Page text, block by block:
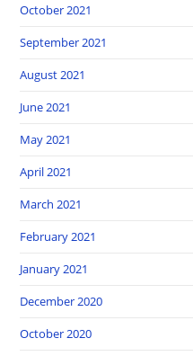
October 2021
September 2021
August 2021
June 2021
May 2021
April 2021
March 2021
February 2021
January 2021
December 2020
October 2020